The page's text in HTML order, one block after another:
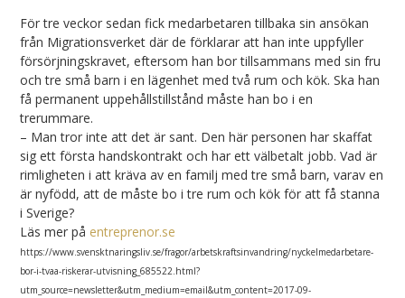
För tre veckor sedan fick medarbetaren tillbaka sin ansökan
från Migrationsverket där de förklarar att han inte uppfyller
försörjningskravet, eftersom han bor tillsammans med sin fru
och tre små barn i en lägenhet med två rum och kök. Ska han
få permanent uppehållstillstånd måste han bo i en
trerummare.
– Man tror inte att det är sant. Den här personen har skaffat
sig ett första handskontrakt och har ett välbetalt jobb. Vad är
rimligheten i att kräva av en familj med tre små barn, varav en
är nyfödd, att de måste bo i tre rum och kök för att få stanna
i Sverige?
Läs mer på entreprenor.se
https://www.svensktnaringsliv.se/fragor/arbetskraftsinvandring/nyckelmedarbetare-
bor-i-tvaa-riskerar-utvisning_685522.html?
utm_source=newsletter&utm_medium=email&utm_content=2017-09-